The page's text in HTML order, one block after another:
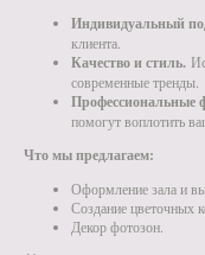
Индивидуальный
клиента.
Качество и стиль.
современные тренды.
Профессиональные
помогут воплотить
Что мы предлагаем:
Оформление зала и
Создание цветочных
Декор фотозон.